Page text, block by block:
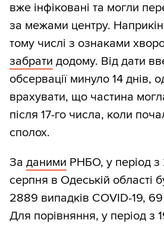
вже інфіковані та могли
за межами центру.
тому числі з ознаками
забрати додому. Від дати
обсервації минуло 14 днів,
врахувати, що частина
після 17-го числа, коли
сполох.
За даними РНБО, у період з
серпня в Одеській області
2889 випадків COVID-19,
Для порівняння, у період з